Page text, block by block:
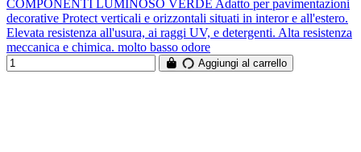
COMPONENTI LUMINOSO VERDE Adatto per pavimentazioni
decorative Protect verticali e orizzontali situati in interor e all'estero.
Elevata resistenza all'usura, ai raggi UV, e detergenti. Alta resistenza
meccanica e chimica. molto basso odore
Aggiungi al carrello